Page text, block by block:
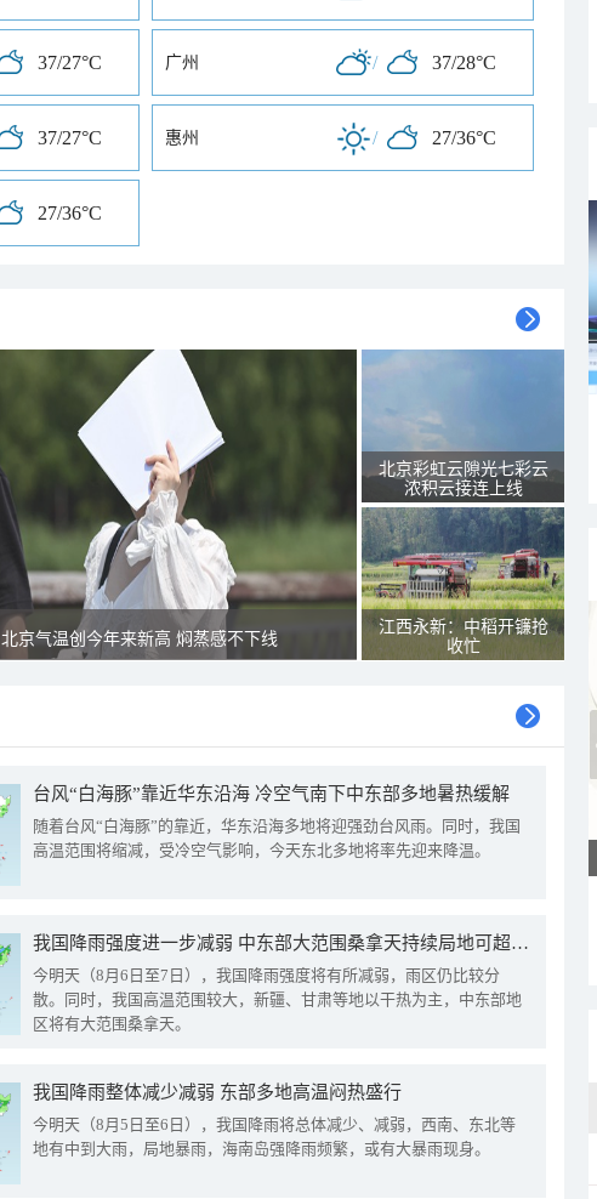
37/27°C 广州 / 37/28°C
37/27°C 惠州 / 27/36°C
27/36°C
北京气温创今年来新高 焖蒸感不下线
北京彩虹云隙光七彩云
浓积云接连上线
江西永新：中稻开镰抢
收忙
台风“白海豚”靠近华东沿海 冷空气南下中东部多地暑热缓解
随着台风“白海豚”的靠近，华东沿海多地将迎强劲台风雨。同时，我国
高温范围将缩减，受冷空气影响，今天东北多地将率先迎来降温。
我国降雨强度进一步减弱 中东部大范围桑拿天持续局地可超38℃
今明天（8月6日至7日），我国降雨强度将有所减弱，雨区仍比较分
散。同时，我国高温范围较大，新疆、甘肃等地以干热为主，中东部地
区将有大范围桑拿天。
我国降雨整体减少减弱 东部多地高温闷热盛行
今明天（8月5日至6日），我国降雨将总体减少、减弱，西南、东北等
地有中到大雨，局地暴雨，海南岛强降雨频繁，或有大暴雨现身。